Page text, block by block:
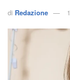
di Redazione